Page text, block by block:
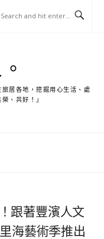
居各地，挖掘用心生活、處
、共好！」
跟著豐濱人文
海藝術季推出